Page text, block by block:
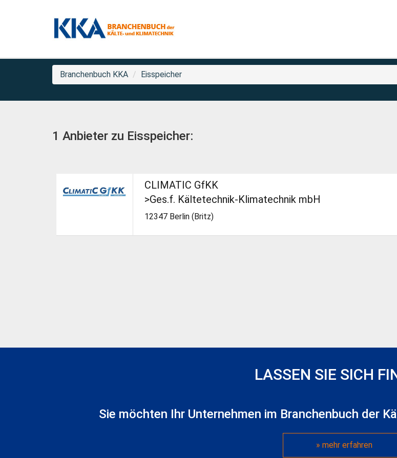
Branchenbuch KKA Eisspeicher
1 Anbieter zu Eisspeicher:
CLIMATIC GfKK
>Ges.f. Kältetechnik-Klimatechnik mbH
12347 Berlin (Britz)
LASSEN SIE SICH
Sie möchten Ihr Unternehmen im Branchenbuch der
» mehr erfahren